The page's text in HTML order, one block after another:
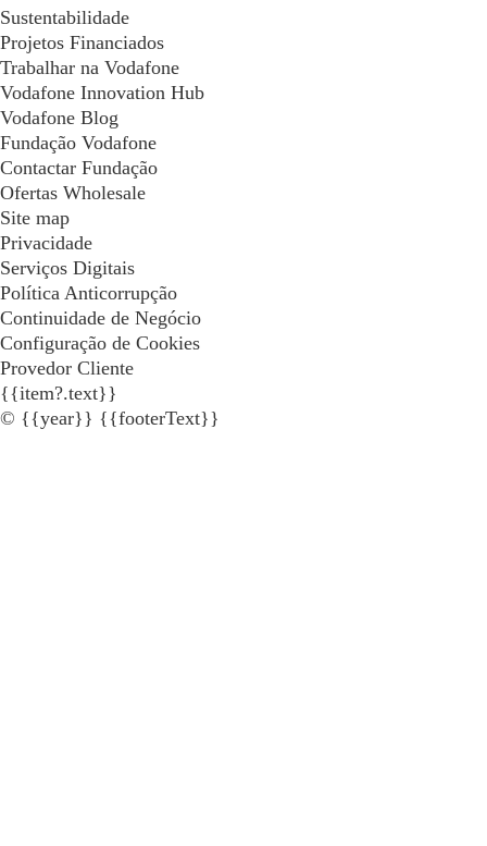
Sustentabilidade
Projetos Financiados
Trabalhar na Vodafone
Vodafone Innovation Hub
Vodafone Blog
Fundação Vodafone
Contactar Fundação
Ofertas Wholesale
Site map
Privacidade
Serviços Digitais
Política Anticorrupção
Continuidade de Negócio
Configuração de Cookies
Provedor Cliente
{{item?.text}}
© {{year}} {{footerText}}